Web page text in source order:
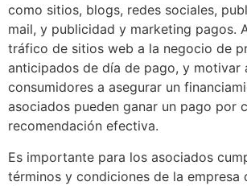
como sitios, blogs, redes sociales,
mail, y publicidad y marketing pagos.
tráfico de sitios web a la negocio de
anticipados de día de pago, y motivar
consumidores a asegurar un
asociados pueden ganar un pago por
recomendación efectiva.
Es importante para los asociados
términos y condiciones de la empresa